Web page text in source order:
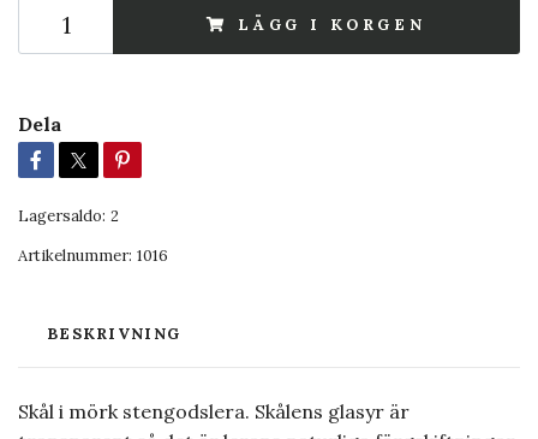
LÄGG I KORGEN
Dela
Lagersaldo: 2
Artikelnummer: 1016
BESKRIVNING
Skål i mörk stengodslera. Skålens glasyr är